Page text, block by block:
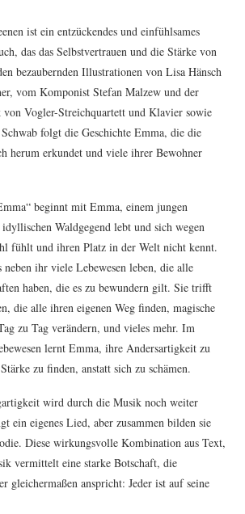
ist ein entzückendes und einfühlsames
das das Selbstvertrauen und die Stärke von
bezaubernden Illustrationen von Lisa Hänsch
vom Komponist Stefan Malzew und der
von Vogler-Streichquartett und Klavier sowie
folgt die Geschichte Emma, die die
herum erkundet und viele ihrer Bewohner
beginnt mit Emma, einem jungen
Waldgegend lebt und sich wegen
fühlt und ihren Platz in der Welt nicht kennt.
neben ihr viele Lebewesen leben, die alle
haben, die es zu bewundern gilt. Sie trifft
die alle ihren eigenen Weg finden, magische
zu Tag verändern, und vieles mehr. Im
lernt Emma, ihre Andersartigkeit zu
zu finden, anstatt sich zu schämen.
wird durch die Musik noch weiter
ein eigenes Lied, aber zusammen bilden sie
Diese wirkungsvolle Kombination aus Text,
vermittelt eine starke Botschaft, die
gleichermaßen anspricht: Jeder ist auf seine